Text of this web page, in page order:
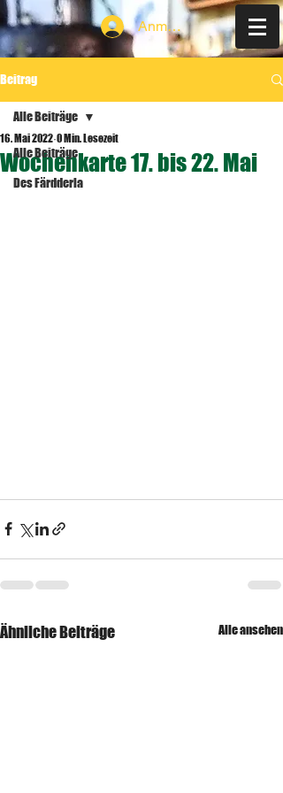
Anmelden
Beitrag
Alle Beiträge
Des Färdderla
Alle Beiträge
Wochenkarte 17. bis 22. Mai
16. Mai 2022 0 Min. Lesezeit
Ähnliche Beiträge Alle ansehen